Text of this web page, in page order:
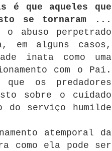
é que aqueles que
se tornaram ...
abuso perpetrado
em alguns casos,
inata como uma
com o Pai.
os predadores
sobre o cuidado
do serviço humilde
atemporal da
como ela pode ser